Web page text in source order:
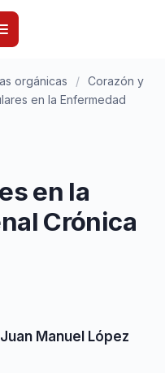
orgánicas / Corazón y
en la Enfermedad
en la
Crónica
Juan Manuel López